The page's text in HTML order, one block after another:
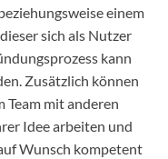
einem
sich als Nutzer
kann
Zusätzlich können
Team mit anderen
Idee arbeiten und
Wunsch kompetent